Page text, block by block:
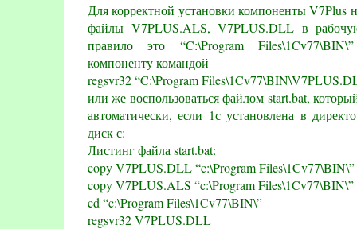
Для корректной установки компоненты V7Plus
файлы V7PLUS.ALS, V7PLUS.DLL в
правило это “C:\Program
компоненту командой
regsvr32 “C:\Program
или же воспользоваться файлом start.bat,
автоматически, если 1с установлена в
диск с:
Листинг файла start.bat:
copy V7PLUS.DLL“c:\Program Files\1Cv77\BIN\”
copy V7PLUS.ALS “c:\Program Files\1Cv77\BIN\”
cd “c:\Program Files\1Cv77\BIN\”
regsvr32 V7PLUS.DLL